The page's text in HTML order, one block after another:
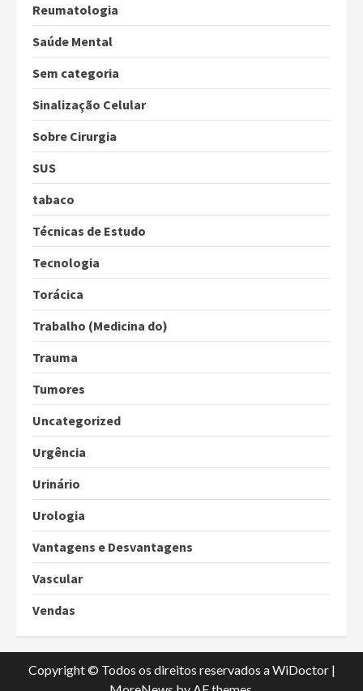
Reumatologia
Saúde Mental
Sem categoria
Sinalização Celular
Sobre Cirurgia
SUS
tabaco
Técnicas de Estudo
Tecnologia
Torácica
Trabalho (Medicina do)
Trauma
Tumores
Uncategorized
Urgência
Urinário
Urologia
Vantagens e Desvantagens
Vascular
Vendas
Copyright © Todos os direitos reservados a WiDoctor |